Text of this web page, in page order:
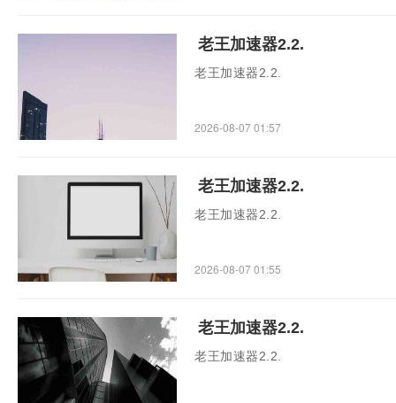
老王加速器2.2.
老王加速器2.2.
2026-08-07 01:57
老王加速器2.2.
老王加速器2.2.
2026-08-07 01:55
老王加速器2.2.
老王加速器2.2.